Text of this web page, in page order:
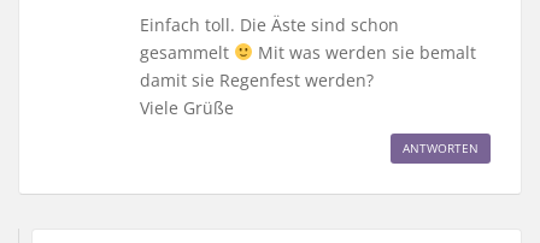
Einfach toll. Die Äste sind schon
gesammelt
Mit was werden sie bemalt
damit sie Regenfest werden?
Viele Grüße
ANTWORTEN